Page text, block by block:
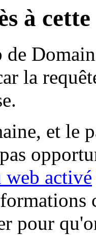
à
la
et le
web activé
pour